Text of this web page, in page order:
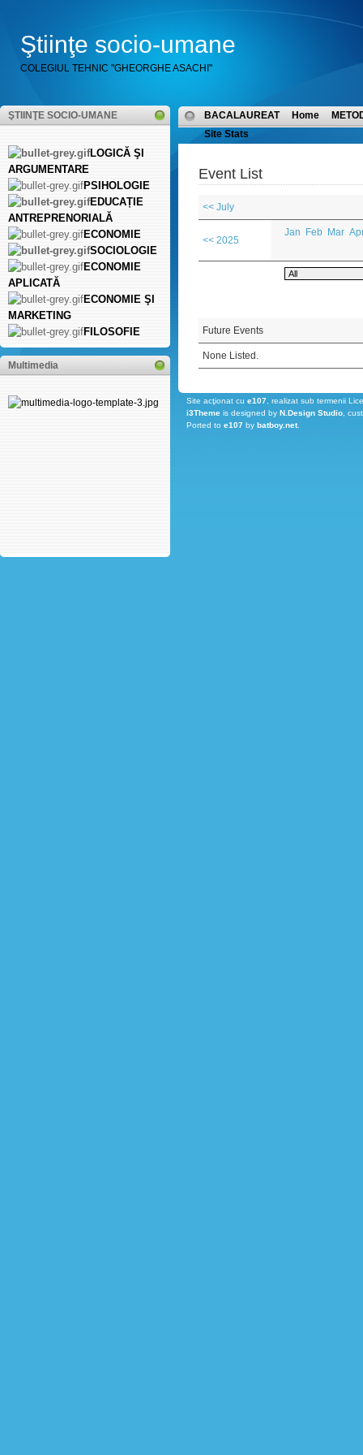
Ştiinţe socio-umane
COLEGIUL TEHNIC "GHEORGHE ASACHI"
ŞTIINŢE SOCIO-UMANE
LOGICĂ ŞI
ARGUMENTARE
PSIHOLOGIE
EDUCAȚIE
ANTREPRENORIALĂ
ECONOMIE
SOCIOLOGIE
ECONOMIE
APLICATĂ
ECONOMIE ŞI
MARKETING
FILOSOFIE
Multimedia
BACALAUREAT Home
Site Stats
Event List
<< July
<< 2025
Jan Feb Mar
Future Events
None Listed.
Site acţionat cu e107 , realizat sub termenii
i3Theme is designed by N.Design Studio ,
Ported to e107 by batboy.net.